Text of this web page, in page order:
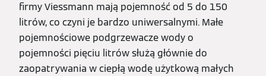
firmy Viessmann mają pojemność od 5 do 150
litrów, co czyni je bardzo uniwersalnymi. Małe
pojemnościowe podgrzewacze wody o
pojemności pięciu litrów służą głównie do
zaopatrywania w ciepłą wodę użytkową małych